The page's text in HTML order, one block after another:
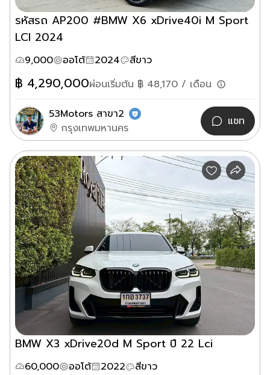
รหัสรถ AP200 #BMW X6 xDrive40i M Sport
LCI 2024
9,000 ออโต้ 2024 สีขาว
฿ 4,290,000ผ่อนเริ่มต้น ฿ 48,170 / เดือน
53Motors สาขา2
กรุงเทพมหานคร
แชท
BMW X3 xDrive20d M Sport ปี 22 Lci
60,000 ออโต้ 2022 สีขาว